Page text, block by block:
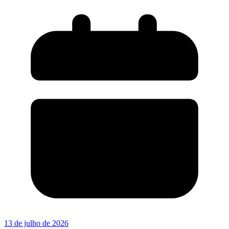
13 de julho de 2026